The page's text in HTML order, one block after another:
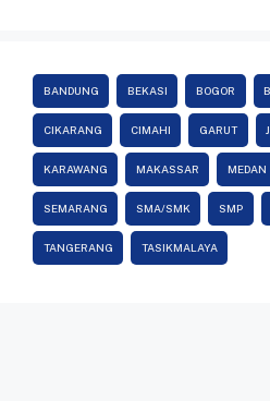
BANDUNG BEKASI BOGOR
CIKARANG CIMAHI GARUT
KARAWANG MAKASSAR MEDAN
SEMARANG SMA/SMK SMP
TANGERANG TASIKMALAYA